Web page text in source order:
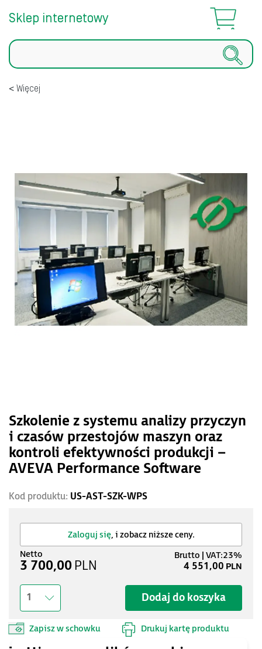
Sklep internetowy
Szukaj
Więcej
Szkolenie z systemu analizy przyczyn
i czasów przestojów maszyn oraz
kontroli efektywności produkcji –
AVEVA Performance Software
Kod produktu: US-AST-SZK-WPS
Zaloguj się, i zobacz niższe ceny.
Dodaj do koszyka
1
Zapisz w schowku Drukuj kartę produktu
3 700,00 PLN 4 551,00 PLN